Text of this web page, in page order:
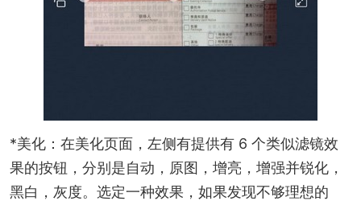
*美化：在美化页面，左侧有提供有 6 个类似滤镜效
果的按钮，分别是自动，原图，增亮，增强并锐化，
黑白，灰度。选定一种效果，如果发现不够理想的